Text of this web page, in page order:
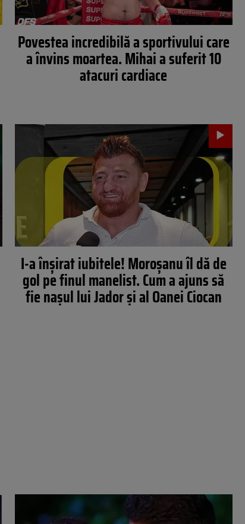
Povestea incredibilă a sportivului care
a învins moartea. Mihai a suferit 10
atacuri cardiace
I-a înșirat iubitele! Moroșanu îl dă de
gol pe finul manelist. Cum a ajuns să
fie nașul lui Jador și al Oanei Ciocan